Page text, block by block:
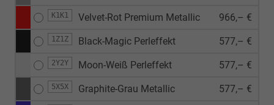
K1K1 Velvet-Rot Premium Metallic 966,– €
1Z1Z Black-Magic Perleffekt 577,– €
2Y2Y Moon-Weiß Perleffekt 577,– €
5X5X Graphite-Grau Metallic 577,– €